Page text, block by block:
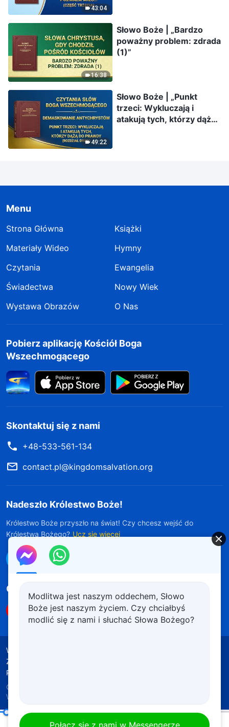
43:04
16:38
Słowo Boże | „Bardzo
poważny problem: zdrada
(1)”
49:22
Słowo Boże | „Punkt
trzeci: Wykluczają i
atakują tych, którzy dążą
Menu
Strona Główna
Książki
Materiały Wideo
Hymny
Czytania
Ewangelia
Świadectwa
Nowy Wiek
Wystawa Obrazów
O Nas
Pobierz aplikację Kościół Boga
Wszechmogącego
Skontaktuj się z nami
+48-533-561-134
contact.pl@kingdomsalvation.org
Nadeszło Królestwo Boże!
Królestwo Boże przyszło na świat! Czy chcesz wejść do
Królestwa Bożego? Ucz się więcej
Połącz się z nami w Messengerze
Obserwuj nas
Warunki korzystania
Źródła wykorzystanych materiałów
Polityka plików cookie
Copyright © 2026
Wszechmogącego.
Modlitwa jest naszym oddechem, Słowo
Boże jest naszym życiem. Czy chciałbyś
modlić się z nami i słuchać Słowa Bożego?
Połącz się z nami w Messengerze
Dzieło i wejście (3)